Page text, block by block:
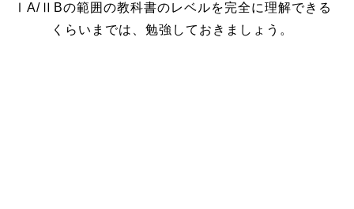
ⅠA/ⅡBの範囲の教科書のレベルを完全に理解できる
くらいまでは、勉強しておきましょう。